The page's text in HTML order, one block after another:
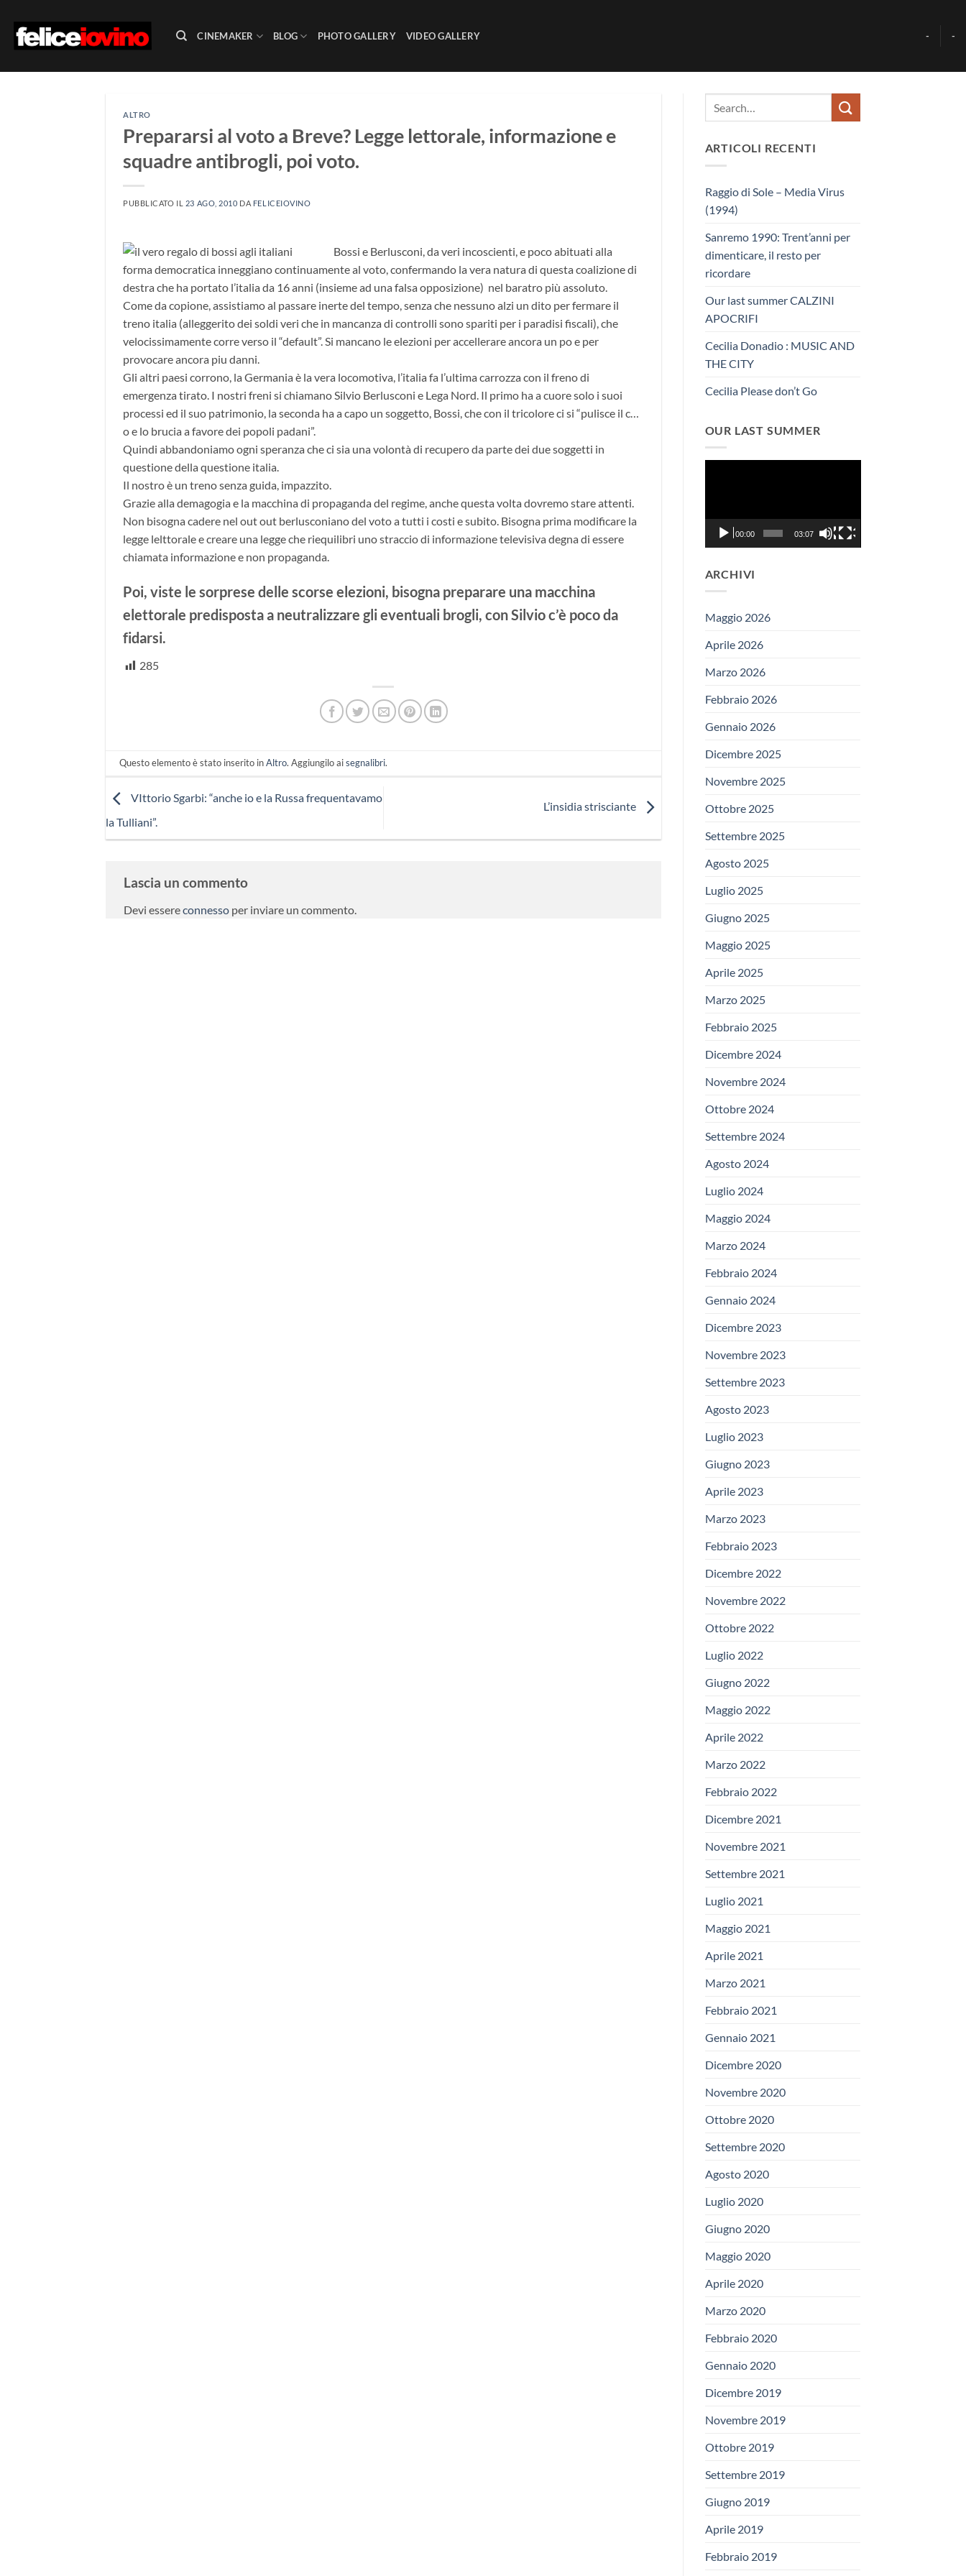
contenuti
CINEMAKER BLOG PHOTO GALLERY VIDEO GALLERY - -
ALTRO
Prepararsi al voto a Breve? Legge lettorale, informazione e
squadre antibrogli, poi voto.
PUBBLICATO IL 23 AGO, 2010 DA FELICEIOVINO
Bossi e Berlusconi, da veri incoscienti, e poco abituati alla
forma democratica inneggiano continuamente al voto, confermando la vera natura di questa coalizione di
destra che ha portato l’italia da 16 anni (insieme ad una falsa opposizione) nel baratro più assoluto.
Come da copione, assistiamo al passare inerte del tempo, senza che nessuno alzi un dito per fermare il
treno italia (alleggerito dei soldi veri che in mancanza di controlli sono spariti per i paradisi fiscali), che
velocissimamente corre verso il “default”. Si mancano le elezioni per accellerare ancora un po e per
provocare ancora piu danni.
Gli altri paesi corrono, la Germania è la vera locomotiva, l’italia fa l’ultima carrozza con il freno di
emergenza tirato. I nostri freni si chiamano Silvio Berlusconi e Lega Nord. Il primo ha a cuore solo i suoi
processi ed il suo patrimonio, la seconda ha a capo un soggetto, Bossi, che con il tricolore ci si “pulisce il c…
o e lo brucia a favore dei popoli padani”.
Quindi abbandoniamo ogni speranza che ci sia una volontà di recupero da parte dei due soggetti in
questione della questione italia.
Il nostro è un treno senza guida, impazzito.
Grazie alla demagogia e la macchina di propaganda del regime, anche questa volta dovremo stare attenti.
Non bisogna cadere nel out out berlusconiano del voto a tutti i costi e subito. Bisogna prima modificare la
legge lelttorale e creare una legge che riequilibri uno straccio di informazione televisiva degna di essere
chiamata informazione e non propaganda.
Poi, viste le sorprese delle scorse elezioni, bisogna preparare una macchina
elettorale predisposta a neutralizzare gli eventuali brogli, con Silvio c’è poco da
fidarsi.
285
Questo elemento è stato inserito inAltro. Aggiungilo aisegnalibri.
VIttorio Sgarbi: “anche io e la Russa frequentavamo
la Tulliani”.
L’insidia strisciante
Lascia un commento
Devi essereconnesso per inviare un commento.
ARTICOLI RECENTI
Raggio di Sole – Media Virus
(1994)
Sanremo 1990: Trent’anni per
dimenticare, il resto per
ricordare
Our last summer CALZINI
APOCRIFI
Cecilia Donadio : MUSIC AND
THE CITY
Cecilia Please don’t Go
OUR LAST SUMMER
00:00 03:07
ARCHIVI
Maggio 2026
Aprile 2026
Marzo 2026
Febbraio 2026
Gennaio 2026
Dicembre 2025
Novembre 2025
Ottobre 2025
Settembre 2025
Agosto 2025
Luglio 2025
Giugno 2025
Maggio 2025
Aprile 2025
Marzo 2025
Febbraio 2025
Dicembre 2024
Novembre 2024
Ottobre 2024
Settembre 2024
Agosto 2024
Luglio 2024
Maggio 2024
Marzo 2024
Febbraio 2024
Gennaio 2024
Dicembre 2023
Novembre 2023
Settembre 2023
Agosto 2023
Luglio 2023
Giugno 2023
Aprile 2023
Marzo 2023
Febbraio 2023
Dicembre 2022
Novembre 2022
Ottobre 2022
Luglio 2022
Giugno 2022
Maggio 2022
Aprile 2022
Marzo 2022
Febbraio 2022
Dicembre 2021
Novembre 2021
Settembre 2021
Luglio 2021
Maggio 2021
Aprile 2021
Marzo 2021
Febbraio 2021
Gennaio 2021
Dicembre 2020
Novembre 2020
Ottobre 2020
Settembre 2020
Agosto 2020
Luglio 2020
Giugno 2020
Maggio 2020
Aprile 2020
Marzo 2020
Febbraio 2020
Gennaio 2020
Dicembre 2019
Novembre 2019
Ottobre 2019
Settembre 2019
Giugno 2019
Aprile 2019
Febbraio 2019